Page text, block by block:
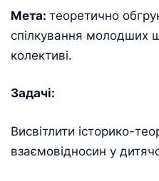
Мета: теоретично
спілкування молодших
колективі.
Задачі:
Висвітлити історико-
взаємовідносин у